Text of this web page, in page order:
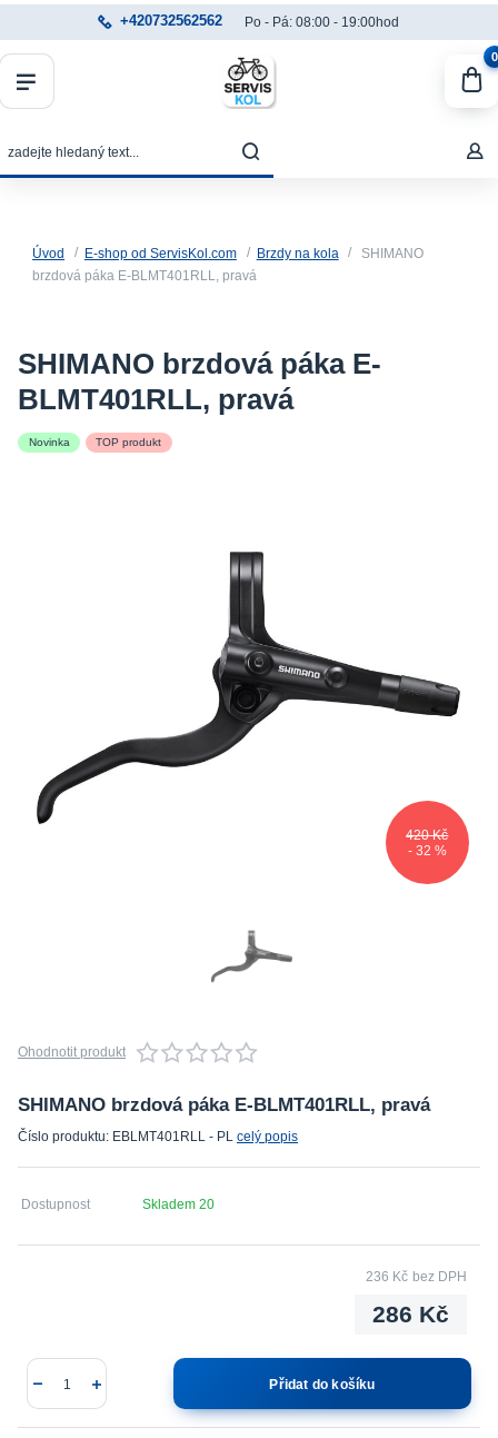
+420732562562 Po - Pá: 08:00 - 19:00hod
0
Úvod E-shop od ServisKol.com Brzdy na kola
SHIMANO
brzdová páka E-BLMT401RLL, pravá
SHIMANO brzdová páka E-
BLMT401RLL, pravá
Novinka TOP produkt
420 Kč
- 32 %
Ohodnotit produkt
SHIMANO brzdová páka E-BLMT401RLL, pravá
Číslo produktu: EBLMT401RLL - PL celý popis
Dostupnost Skladem 20
286 Kč
236 Kč bez DPH
Přidat do košíku